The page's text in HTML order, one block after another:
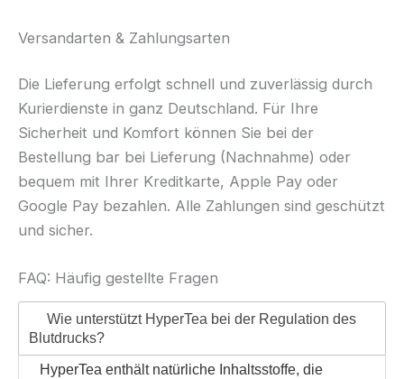
Versandarten & Zahlungsarten
Die Lieferung erfolgt schnell und zuverlässig durch
Kurierdienste in ganz Deutschland. Für Ihre
Sicherheit und Komfort können Sie bei der
Bestellung bar bei Lieferung (Nachnahme) oder
bequem mit Ihrer Kreditkarte, Apple Pay oder
Google Pay bezahlen. Alle Zahlungen sind geschützt
und sicher.
FAQ: Häufig gestellte Fragen
Wie unterstützt HyperTea bei der Regulation des
Blutdrucks?
HyperTea enthält natürliche Inhaltsstoffe, die